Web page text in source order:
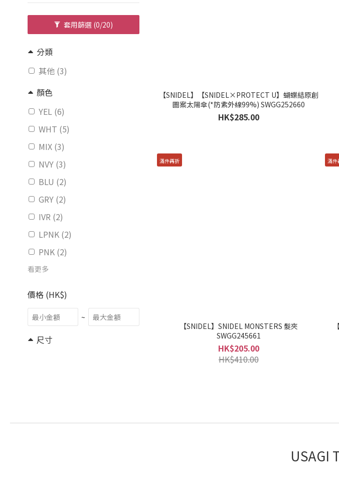
套用篩選 (0/20)
分類
其他 (3)
顏色
YEL (6)
WHT (5)
MIX (3)
NVY (3)
BLU (2)
GRY (2)
IVR (2)
LPNK (2)
PNK (2)
看更多
價格 (HK$)
~
尺寸
【SNIDEL】【SNIDEL×PROTECT U】蝴蝶結原創
圖案太陽傘(*防紫外線99%) SWGG252660
HK$285.00
滿件再折
【SNIDEL】SNIDEL MONSTERS 髮夾
SWGG245661
HK$205.00
HK$410.00
滿件
USAGI